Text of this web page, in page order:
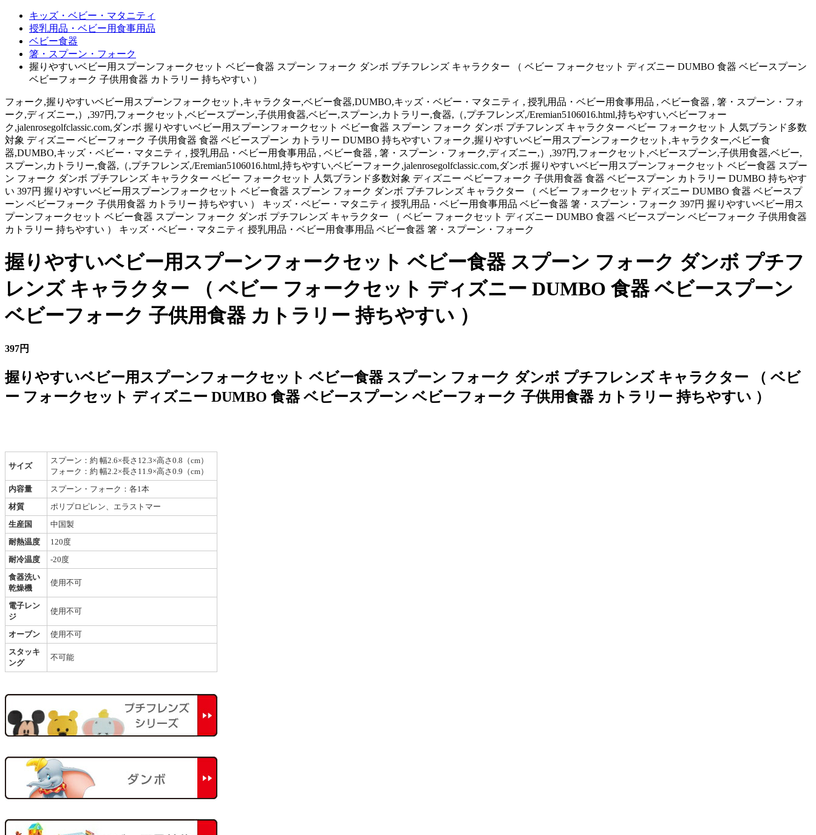
キッズ・ベビー・マタニティ
授乳用品・ベビー用食事用品
ベビー食器
箸・スプーン・フォーク
握りやすいベビー用スプーンフォークセット ベビー食器 スプーン フォーク ダンボ プチフレンズ キャラクター （ ベビー フォークセット ディズニー DUMBO 食器 ベビースプーン
ベビーフォーク 子供用食器 カトラリー 持ちやすい ）
フォーク,握りやすいベビー用スプーンフォークセット,キャラクター,ベビー食器,DUMBO,キッズ・ベビー・マタニティ , 授乳用品・ベビー用食事用品 , ベビー食器 , 箸・スプーン・フォ
ーク,ディズニー,）,397円,フォークセット,ベビースプーン,子供用食器,ベビー,スプーン,カトラリー,食器,（,プチフレンズ,/Eremian5106016.html,持ちやすい,ベビーフォー
ク,jalenrosegolfclassic.com,ダンボ 握りやすいベビー用スプーンフォークセット ベビー食器 スプーン フォーク ダンボ プチフレンズ キャラクター ベビー フォークセット 人気ブランド多数
対象 ディズニー ベビーフォーク 子供用食器 食器 ベビースプーン カトラリー DUMBO 持ちやすい フォーク,握りやすいベビー用スプーンフォークセット,キャラクター,ベビー食
器,DUMBO,キッズ・ベビー・マタニティ , 授乳用品・ベビー用食事用品 , ベビー食器 , 箸・スプーン・フォーク,ディズニー,）,397円,フォークセット,ベビースプーン,子供用食器,ベビー,
スプーン,カトラリー,食器,（,プチフレンズ,/Eremian5106016.html,持ちやすい,ベビーフォーク,jalenrosegolfclassic.com,ダンボ 握りやすいベビー用スプーンフォークセット ベビー食器 スプー
ン フォーク ダンボ プチフレンズ キャラクター ベビー フォークセット 人気ブランド多数対象 ディズニー ベビーフォーク 子供用食器 食器 ベビースプーン カトラリー DUMBO 持ちやす
い 397円 握りやすいベビー用スプーンフォークセット ベビー食器 スプーン フォーク ダンボ プチフレンズ キャラクター （ ベビー フォークセット ディズニー DUMBO 食器 ベビースプ
ーン ベビーフォーク 子供用食器 カトラリー 持ちやすい ） キッズ・ベビー・マタニティ 授乳用品・ベビー用食事用品 ベビー食器 箸・スプーン・フォーク 397円 握りやすいベビー用ス
プーンフォークセット ベビー食器 スプーン フォーク ダンボ プチフレンズ キャラクター （ ベビー フォークセット ディズニー DUMBO 食器 ベビースプーン ベビーフォーク 子供用食器
カトラリー 持ちやすい ） キッズ・ベビー・マタニティ 授乳用品・ベビー用食事用品 ベビー食器 箸・スプーン・フォーク
握りやすいベビー用スプーンフォークセット ベビー食器 スプーン フォーク ダンボ プチフ
レンズ キャラクター （ ベビー フォークセット ディズニー DUMBO 食器 ベビースプーン
ベビーフォーク 子供用食器 カトラリー 持ちやすい ）
397円
握りやすいベビー用スプーンフォークセット ベビー食器 スプーン フォーク ダンボ プチフレンズ キャラクター （ ベビ
ー フォークセット ディズニー DUMBO 食器 ベビースプーン ベビーフォーク 子供用食器 カトラリー 持ちやすい ）
サイズ
スプーン：約 幅2.6×長さ12.3×高さ0.8（cm）
フォーク：約 幅2.2×長さ11.9×高さ0.9（cm）
内容量
スプーン・フォーク：各1本
材質
ポリプロピレン、エラストマー
生産国
中国製
耐熱温度
120度
耐冷温度
-20度
食器洗い
乾燥機
使用不可
電子レン
ジ
使用不可
オーブン
使用不可
スタッキ
ング
不可能